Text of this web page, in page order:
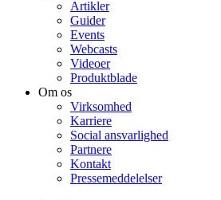
Artikler
Guider
Events
Webcasts
Videoer
Produktblade
Om os
Virksomhed
Karriere
Social ansvarlighed
Partnere
Kontakt
Pressemeddelelser